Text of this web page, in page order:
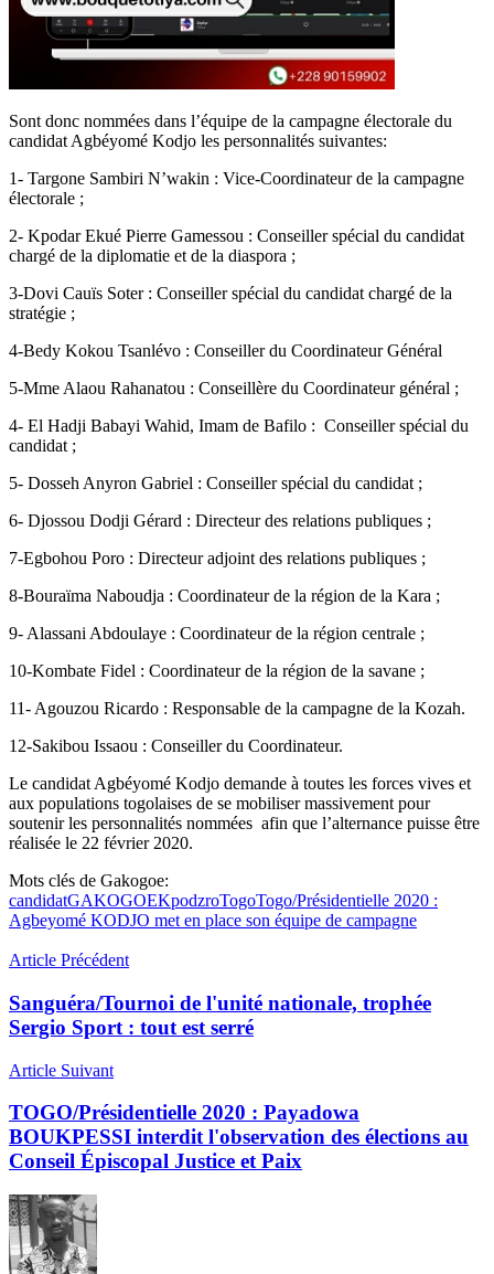
Sont donc nommées dans l’équipe de la campagne électorale du
candidat Agbéyomé Kodjo les personnalités suivantes:
1- Targone Sambiri N’wakin : Vice-Coordinateur de la campagne
électorale ;
2- Kpodar Ekué Pierre Gamessou : Conseiller spécial du candidat
chargé de la diplomatie et de la diaspora ;
3-Dovi Cauïs Soter : Conseiller spécial du candidat chargé de la
stratégie ;
4-Bedy Kokou Tsanlévo : Conseiller du Coordinateur Général
5-Mme Alaou Rahanatou : Conseillère du Coordinateur général ;
4- El Hadji Babayi Wahid, Imam de Bafilo : Conseiller spécial du
candidat ;
5- Dosseh Anyron Gabriel : Conseiller spécial du candidat ;
6- Djossou Dodji Gérard : Directeur des relations publiques ;
7-Egbohou Poro : Directeur adjoint des relations publiques ;
8-Bouraïma Naboudja : Coordinateur de la région de la Kara ;
9- Alassani Abdoulaye : Coordinateur de la région centrale ;
10-Kombate Fidel : Coordinateur de la région de la savane ;
11- Agouzou Ricardo : Responsable de la campagne de la Kozah.
12-Sakibou Issaou : Conseiller du Coordinateur.
Le candidat Agbéyomé Kodjo demande à toutes les forces vives et
aux populations togolaises de se mobiliser massivement pour
soutenir les personnalités nommées afin que l’alternance puisse être
réalisée le 22 février 2020.
Mots clés de Gakogoe:
candidatGAKOGOEKpodzroTogoTogo/Présidentielle 2020 :
Agbeyomé KODJO met en place son équipe de campagne
Article Précédent
Sanguéra/Tournoi de l'unité nationale, trophée
Sergio Sport : tout est serré
Article Suivant
TOGO/Présidentielle 2020 : Payadowa
BOUKPESSI interdit l'observation des élections au
Conseil Épiscopal Justice et Paix